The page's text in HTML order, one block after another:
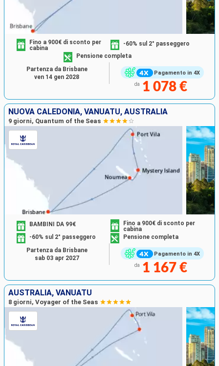
Pagamento in 4X
Fino a 900€ di sconto per
cabina
-60% sul 2° passeggero
Pensione completa
da 1 078 €
Partenza da Brisbane
ven 14 gen 2028
NUOVA CALEDONIA, VANUATU, AUSTRALIA
9 giorni, Quantum of the Seas
Pagamento in 4X
BAMBINI DA 99€
Fino a 900€ di sconto per
cabina
-60% sul 2° passeggero
Pensione completa
da 1 167 €
Partenza da Brisbane
sab 03 apr 2027
AUSTRALIA, VANUATU
8 giorni, Voyager of the Seas